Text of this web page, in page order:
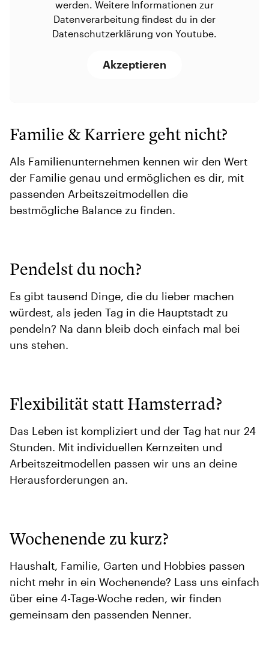
werden. Weitere Informationen zur
Datenverarbeitung findest du in der
Datenschutzerklärung von Youtube.
Akzeptieren
Familie & Karriere geht nicht?
Als Familienunternehmen kennen wir den Wert
der Familie genau und ermöglichen es dir, mit
passenden Arbeitszeitmodellen die
bestmögliche Balance zu finden.
Pendelst du noch?
Es gibt tausend Dinge, die du lieber machen
würdest, als jeden Tag in die Hauptstadt zu
pendeln? Na dann bleib doch einfach mal bei
uns stehen.
Flexibilität statt Hamsterrad?
Das Leben ist kompliziert und der Tag hat nur 24
Stunden. Mit individuellen Kernzeiten und
Arbeitszeitmodellen passen wir uns an deine
Herausforderungen an.
Wochenende zu kurz?
Haushalt, Familie, Garten und Hobbies passen
nicht mehr in ein Wochenende? Lass uns einfach
über eine 4-Tage-Woche reden, wir finden
gemeinsam den passenden Nenner.